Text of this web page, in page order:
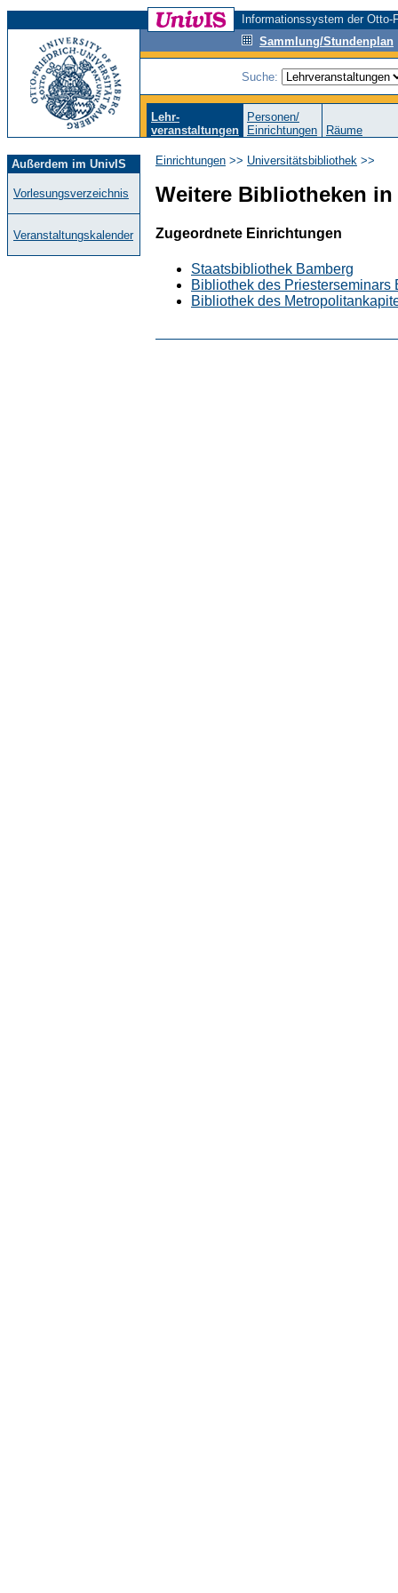
Informationssystem der
Sammlung/Stundenplan
Suche:
Lehr-
veranstaltungen
Personen/
Einrichtungen
Räume
Außerdem im UnivIS
Vorlesungsverzeichnis
Veranstaltungskalender
Einrichtungen >> Universitätsbibliothek >>
Weitere Bibliotheken
Zugeordnete Einrichtungen
Staatsbibliothek Bamberg
Bibliothek des Priesterseminars
Bibliothek des